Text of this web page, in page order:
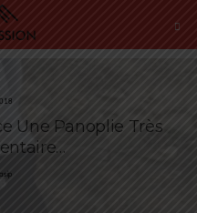
Une Panoplie Très